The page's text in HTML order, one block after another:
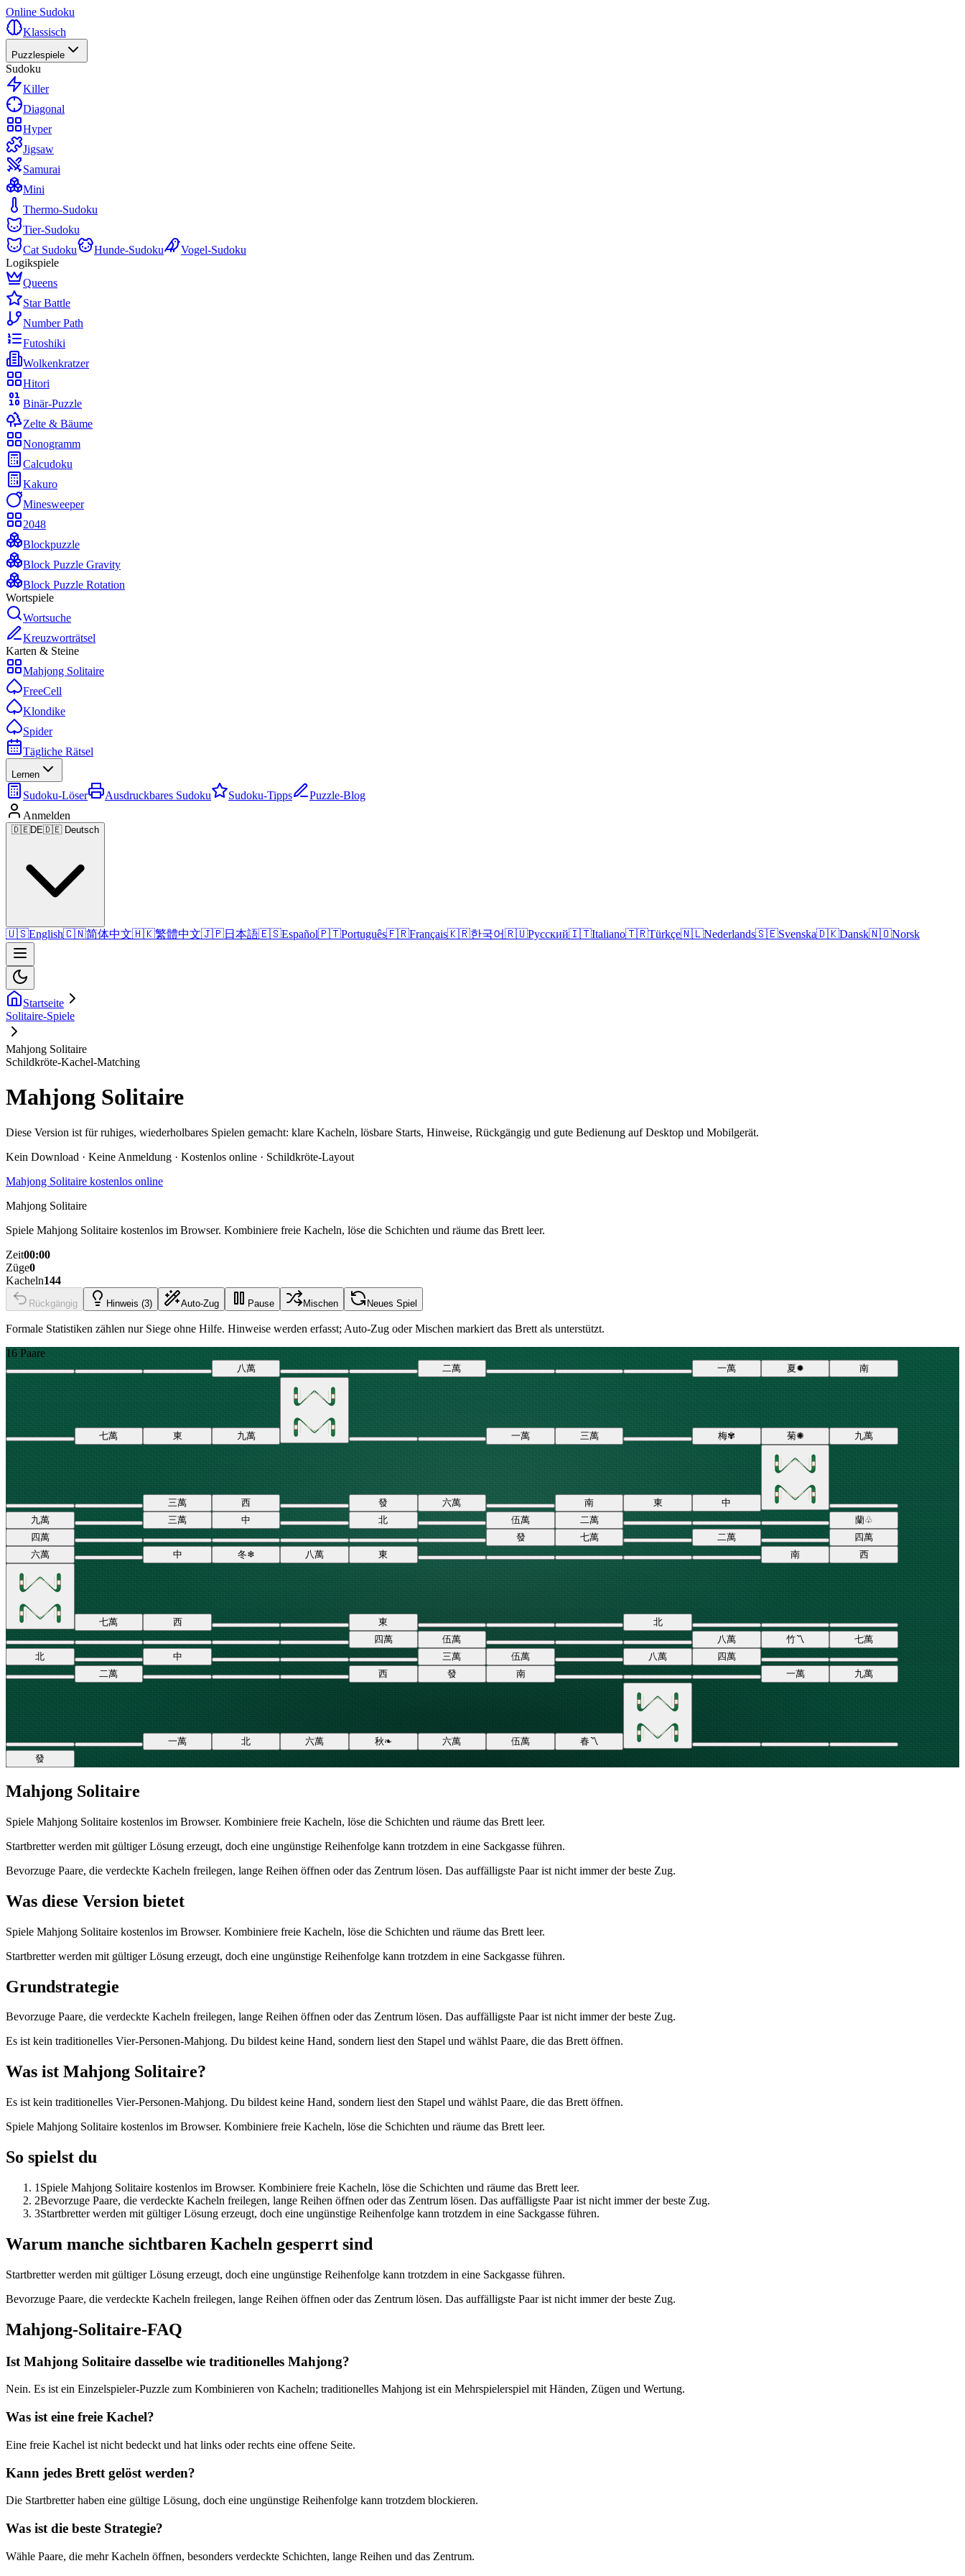
Online Sudoku
Klassisch
Puzzlespiele
Sudoku
Killer
Diagonal
Hyper
Jigsaw
Samurai
Mini
Thermo-Sudoku
Tier-Sudoku
Cat Sudoku
Hunde-Sudoku
Vogel-Sudoku
Logikspiele
Queens
Star Battle
Number Path
Futoshiki
Wolkenkratzer
Hitori
Binär-Puzzle
Zelte & Bäume
Nonogramm
Calcudoku
Kakuro
Minesweeper
2048
Blockpuzzle
Block Puzzle Gravity
Block Puzzle Rotation
Wortspiele
Wortsuche
Kreuzworträtsel
Karten & Steine
Mahjong Solitaire
FreeCell
Klondike
Spider
Tägliche Rätsel
Lernen
Sudoku-Löser Ausdruckbares Sudoku Sudoku-Tipps
Puzzle-Blog
Anmelden
🇩🇪DE🇩🇪 Deutsch
🇺🇸English🇨🇳简体中文🇭🇰繁體中文🇯🇵日本語🇪🇸Español🇵🇹Português🇫🇷Français🇰🇷한국어🇷🇺Русский🇮🇹Italiano🇹🇷Türkçe🇳🇱Nederlands🇸🇪Svenska🇩🇰Dansk🇳🇴Norsk
Startseite
Solitaire-Spiele
Mahjong Solitaire
Schildkröte-Kachel-Matching
Mahjong Solitaire
Diese Version ist für ruhiges, wiederholbares Spielen gemacht: klare Kacheln, lösbare Starts, Hinweise, Rückgängig und gute Bedienung auf Desktop und Mobilgerät.
Kein Download · Keine Anmeldung · Kostenlos online · Schildkröte-Layout
Mahjong Solitaire kostenlos online
Mahjong Solitaire
Spiele Mahjong Solitaire kostenlos im Browser. Kombiniere freie Kacheln, löse die Schichten und räume das Brett leer.
Zeit00:00
Züge0
Kacheln144
Rückgängig Hinweis (3) Auto-Zug Pause Mischen Neues Spiel
Formale Statistiken zählen nur Siege ohne Hilfe. Hinweise werden erfasst; Auto-Zug oder Mischen markiert das Brett als unterstützt.
16 Paare
八萬 二萬 一萬 夏✹ 南
七萬 東 九萬 一萬 三萬 梅✾ 菊✺ 九萬
三萬 西 發 六萬 南 東
中
九萬 三萬 中 北 伍萬 二萬 蘭♧
四萬 發 七萬 二萬 四萬
六萬 中 冬❄ 八萬 東 南 西
七萬 西 東
北
四萬 伍萬 八萬 竹〽 七萬
北
中 三萬 伍萬 八萬 四萬
二萬 西 發 南 一萬 九萬
一萬 北 六萬 秋❧ 六萬 伍萬 春〽
發
Mahjong Solitaire
Spiele Mahjong Solitaire kostenlos im Browser. Kombiniere freie Kacheln, löse die Schichten und räume das Brett leer.
Startbretter werden mit gültiger Lösung erzeugt, doch eine ungünstige Reihenfolge kann trotzdem in eine Sackgasse führen.
Bevorzuge Paare, die verdeckte Kacheln freilegen, lange Reihen öffnen oder das Zentrum lösen. Das auffälligste Paar ist nicht immer der beste Zug.
Was diese Version bietet
Spiele Mahjong Solitaire kostenlos im Browser. Kombiniere freie Kacheln, löse die Schichten und räume das Brett leer.
Startbretter werden mit gültiger Lösung erzeugt, doch eine ungünstige Reihenfolge kann trotzdem in eine Sackgasse führen.
Grundstrategie
Bevorzuge Paare, die verdeckte Kacheln freilegen, lange Reihen öffnen oder das Zentrum lösen. Das auffälligste Paar ist nicht immer der beste Zug.
Es ist kein traditionelles Vier-Personen-Mahjong. Du bildest keine Hand, sondern liest den Stapel und wählst Paare, die das Brett öffnen.
Was ist Mahjong Solitaire?
Es ist kein traditionelles Vier-Personen-Mahjong. Du bildest keine Hand, sondern liest den Stapel und wählst Paare, die das Brett öffnen.
Spiele Mahjong Solitaire kostenlos im Browser. Kombiniere freie Kacheln, löse die Schichten und räume das Brett leer.
So spielst du
1 Spiele Mahjong Solitaire kostenlos im Browser. Kombiniere freie Kacheln, löse die Schichten und räume das Brett leer.
2Bevorzuge Paare, die verdeckte Kacheln freilegen, lange Reihen öffnen oder das Zentrum lösen. Das auffälligste Paar ist nicht immer der beste Zug.
3Startbretter werden mit gültiger Lösung erzeugt, doch eine ungünstige Reihenfolge kann trotzdem in eine Sackgasse führen.
Warum manche sichtbaren Kacheln gesperrt sind
Startbretter werden mit gültiger Lösung erzeugt, doch eine ungünstige Reihenfolge kann trotzdem in eine Sackgasse führen.
Bevorzuge Paare, die verdeckte Kacheln freilegen, lange Reihen öffnen oder das Zentrum lösen. Das auffälligste Paar ist nicht immer der beste Zug.
Mahjong-Solitaire-FAQ
Ist Mahjong Solitaire dasselbe wie traditionelles Mahjong?
Nein. Es ist ein Einzelspieler-Puzzle zum Kombinieren von Kacheln; traditionelles Mahjong ist ein Mehrspielerspiel mit Händen, Zügen und Wertung.
Was ist eine freie Kachel?
Eine freie Kachel ist nicht bedeckt und hat links oder rechts eine offene Seite.
Kann jedes Brett gelöst werden?
Die Startbretter haben eine gültige Lösung, doch eine ungünstige Reihenfolge kann trotzdem blockieren.
Was ist die beste Strategie?
Wähle Paare, die mehr Kacheln öffnen, besonders verdeckte Schichten, lange Reihen und das Zentrum.